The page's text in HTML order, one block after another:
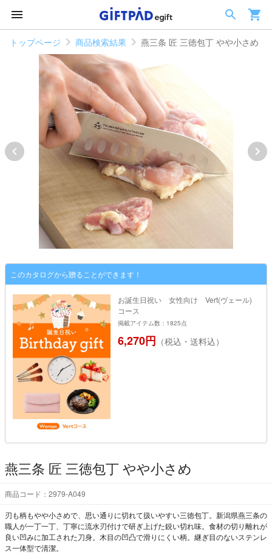
トップページ 商品検索結果 燕三条 匠 三徳包丁 やや小さめ
このカタログから贈ることができます！
お誕生日祝い 女性向け Vert(ヴェール)
コース
掲載アイテム数：1825点
6,270円 （税込・送料込）
燕三条 匠 三徳包丁 やや小さめ
商品コード：2979-A049
刃も柄もやや小さめで、思い通りに切れて扱いやすい三徳包丁。新潟県燕三条の
職人が一丁一丁、丁寧に流水刃付けで研ぎ上げた鋭い切れ味。食材の切り離れが
良い凹みに加工された刀身。木目の凹凸で滑りにくい柄。継ぎ目のないステンレ
ス一体型で清潔。